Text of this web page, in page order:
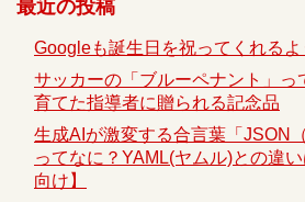
最近の投稿
Googleも誕生日を祝ってくれるよ
サッカーの「ブルーペナント」っ
育てた指導者に贈られる記念品
生成AIが激変する合言葉「JSON
ってなに？YAML(ヤムル)との違
向け】